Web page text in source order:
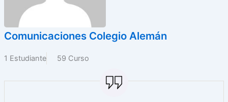
Comunicaciones Colegio Alemán
1 Estudiante 59 Curso